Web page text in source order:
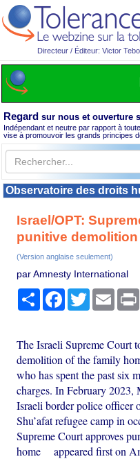
Directeur / Éditeur: Victor
Regard sur nous et ouverture
Indépendant et neutre par rapport à
vise à promouvoir les grands principes
Observatoire des droits
Israel/OPT:
punitive demolition
(Version anglaise seulement)
par Amnesty International
PartagerFacebook
TwitterEmail
The Israeli Supreme Court
demolition of the family
who has spent the past six
charges. In February 2023,
Israeli border police officer
Shu’afat refugee camp in
Supreme Court approves
home appeared first on